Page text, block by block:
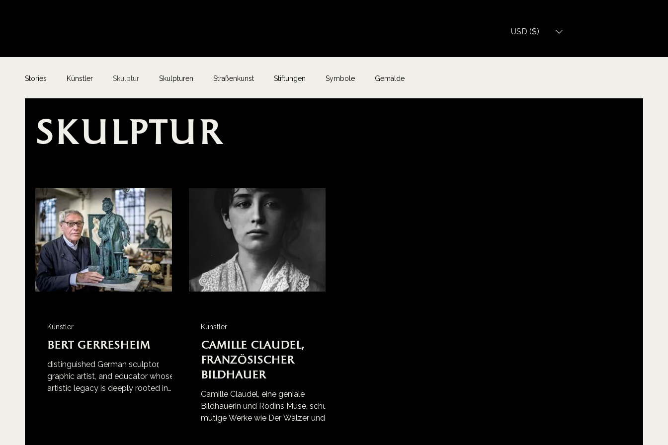
USD ($)
Stories Künstler Skulptur Skulpturen Straßenkunst Stiftungen Symbole Gemälde
Skulptur
Bert Gerresheim
distinguished German sculptor,
graphic artist, and educator whose
artistic legacy is deeply rooted in
Künstler
Camille Claudel,
Französischer
Bildhauer
Camille Claudel, eine geniale
Bildhauerin und Rodins Muse, schuf
mutige Werke wie Der Walzer und
Künstler